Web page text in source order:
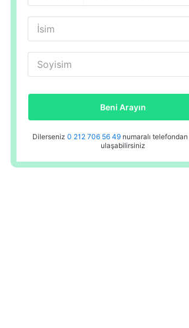
İsim
Soyisim
Beni Arayın
Dilerseniz0 212 706 56 49 numaralı
ulaşabilirsiniz